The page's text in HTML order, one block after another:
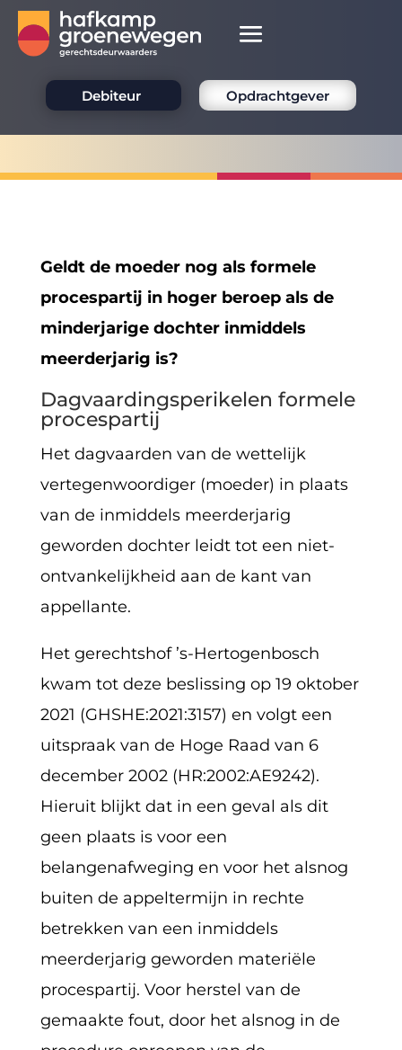
Debiteur Opdrachtgever
Geldt de moeder nog als formele
procespartij in hoger beroep als de
minderjarige dochter inmiddels
meerderjarig is?
Dagvaardingsperikelen formele
procespartij
Het dagvaarden van de wettelijk
vertegenwoordiger (moeder) in plaats
van de inmiddels meerderjarig
geworden dochter leidt tot een niet-
ontvankelijkheid aan de kant van
appellante.
Het gerechtshof ’s-Hertogenbosch
kwam tot deze beslissing op 19 oktober
2021 (GHSHE:2021:3157) en volgt een
uitspraak van de Hoge Raad van 6
december 2002 (HR:2002:AE9242).
Hieruit blijkt dat in een geval als dit
geen plaats is voor een
belangenafweging en voor het alsnog
buiten de appeltermijn in rechte
betrekken van een inmiddels
meerderjarig geworden materiële
procespartij. Voor herstel van de
gemaakte fout, door het alsnog in de